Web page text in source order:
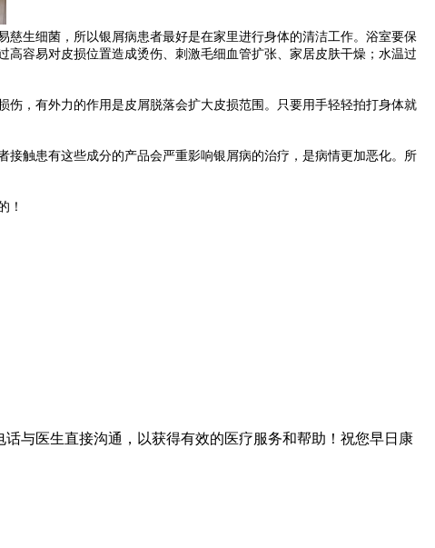
生细菌，所以银屑病患者最好是在家里进行身体的清洁工作。浴室要保
容易对皮损位置造成烫伤、刺激毛细血管扩张、家居皮肤干燥；水温过
，有外力的作用是皮屑脱落会扩大皮损范围。只要用手轻轻拍打身体就
触患有这些成分的产品会严重影响银屑病的治疗，是病情更加恶化。所
！
与医生直接沟通，以获得有效的医疗服务和帮助！祝您早日康